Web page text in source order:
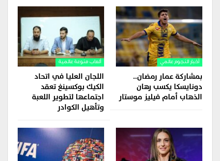
أخبار النجوم عالمي
بمشاركة عمار رمضان..
دونايسكا يكسب رهان
الذهاب أمام فيليز موستار
ألعاب منوعة عالمية
اللجان العليا في اتحاد
الكيك بوكسينغ تعقد
اجتماعها لتطوير اللعبة
وتأهيل الكوادر